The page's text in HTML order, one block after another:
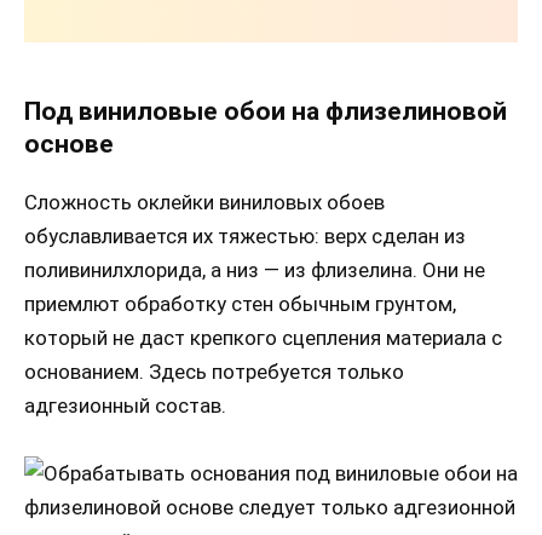
Под виниловые обои на флизелиновой
основе
Сложность оклейки виниловых обоев
обуславливается их тяжестью: верх сделан из
поливинилхлорида, а низ — из флизелина. Они не
приемлют обработку стен обычным грунтом,
который не даст крепкого сцепления материала с
основанием. Здесь потребуется только
адгезионный состав.